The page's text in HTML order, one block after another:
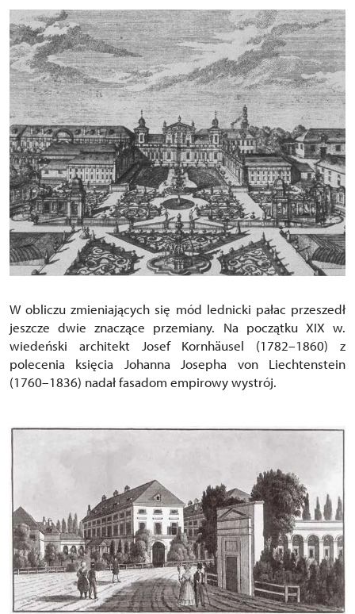
W obliczu zmieniających się mód lednicki pałac przeszedł
jeszcze dwie znaczące przemiany. Na początku XIX w.
wiedeński architekt Josef Kornhäusel (1782–1860) z
polecenia księcia Johanna Josepha von Liechtenstein
(1760–1836) nadał fasadom empirowy wystrój.